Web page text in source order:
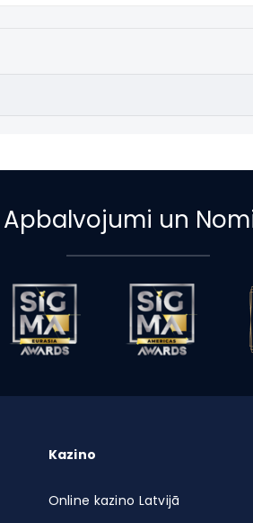
Apbalvojumi un
Kazino
Online kazino Latvijā